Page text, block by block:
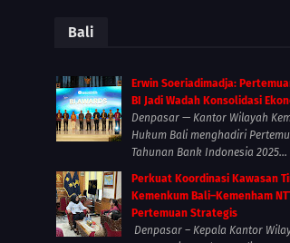
Bali
Erwin Soeriadimadja:
BI Jadi Wadah Konsolidasi
Denpasar — Kantor Wilayah
Hukum Bali menghadiri
Tahunan Bank Indonesia 2025...
Perkuat Koordinasi Kawasan
Kemenkum Bali–Kemenham
Pertemuan Strategis
Denpasar – Kepala Kantor